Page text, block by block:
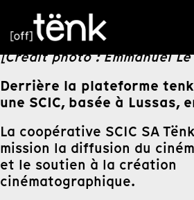
[Crédit photo : Emmanuel
Derrière la plateforme
une SCIC, basée à Lussas,
La coopérative SCIC SA
mission la diffusion du
et le soutien à la création
cinématographique.